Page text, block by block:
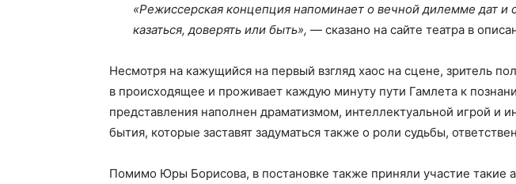
«Режиссерская концепция напоминает о вечной дилемме дат и
казаться, доверять или быть», — сказано на сайте театра в
Несмотря на кажущийся на первый взгляд хаос на сцене, зритель
в происходящее и проживает каждую минуту пути Гамлета к
представления наполнен драматизмом, интеллектуальной игрой и
бытия, которые заставят задуматься также о роли судьбы,
Помимо Юры Борисова, в постановке также приняли участие такие